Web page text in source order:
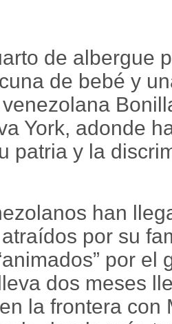
de albergue
de bebé y
York, adonde
patria y la
han
por su
por el
dos meses
la frontera